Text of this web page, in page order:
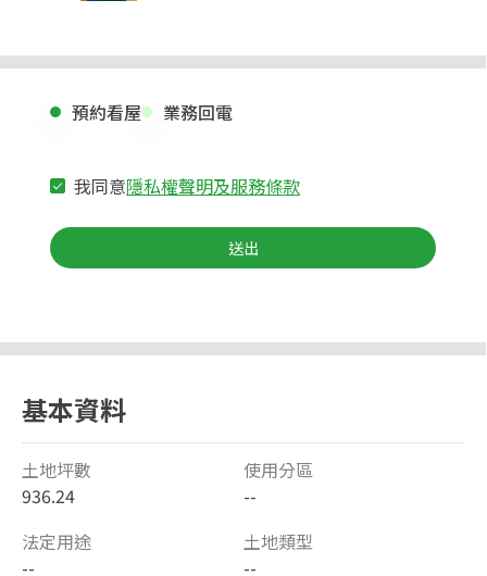
預約看屋 業務回電
我同意隱私權聲明及服務條款
送出
基本資料
土地坪數
936.24
使用分區
--
法定用途
--
土地類型
--